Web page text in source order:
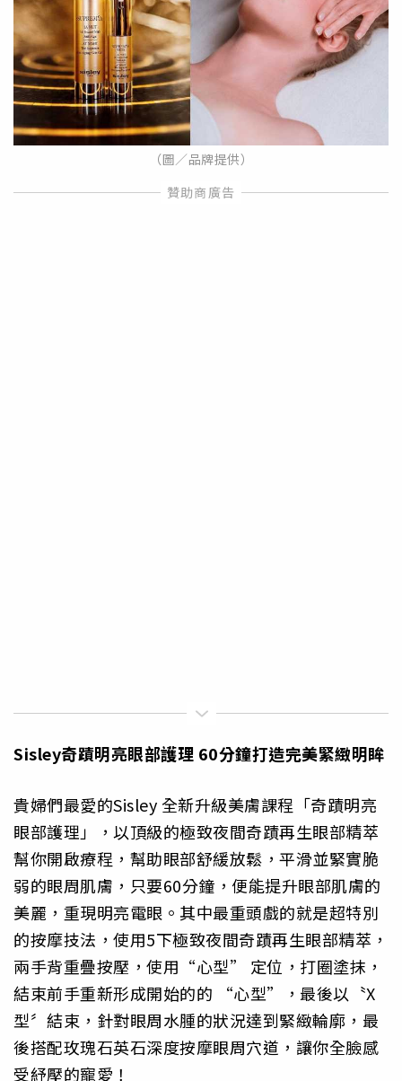
（圖／品牌提供）
Sisley奇蹟明亮眼部護理 60分鐘打造完美緊緻明眸
貴婦們最愛的Sisley 全新升級美膚課程「奇蹟明亮
眼部護理」，以頂級的極致夜間奇蹟再生眼部精萃
幫你開啟療程，幫助眼部舒緩放鬆，平滑並緊實脆
弱的眼周肌膚，只要60分鐘，便能提升眼部肌膚的
美麗，重現明亮電眼。其中最重頭戲的就是超特別
的按摩技法，使用5下極致夜間奇蹟再生眼部精萃，
兩手背重疊按壓，使用“心型” 定位，打圈塗抹，
結束前手重新形成開始的的 “心型”，最後以〝X
型〞結束，針對眼周水腫的狀況達到緊緻輪廓，最
後搭配玫瑰石英石深度按摩眼周穴道，讓你全臉感
受紓壓的寵愛！